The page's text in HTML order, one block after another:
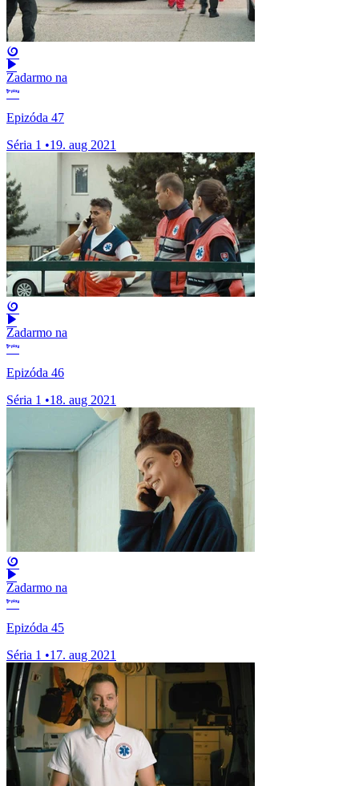
Zadarmo na
Epizóda 47
Séria 1 •19. aug 2021
Zadarmo na
Epizóda 46
Séria 1 •18. aug 2021
Zadarmo na
Epizóda 45
Séria 1 •17. aug 2021